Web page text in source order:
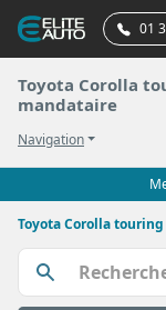
01
Toyota Corolla
mandataire
Navigation
Toyota Corolla